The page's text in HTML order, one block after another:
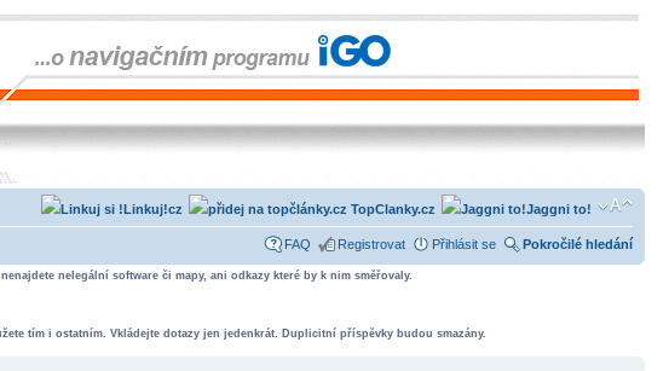
Jaggni to!
TopClanky.cz
Linkuj!cz
FAQ Registrovat Přihlásit se Pokročilé hledání
nelegální software či mapy, ani odkazy které by k nim směřovaly.
tím i ostatním. Vkládejte dotazy jen jedenkrát. Duplicitní příspěvky budou smazány.